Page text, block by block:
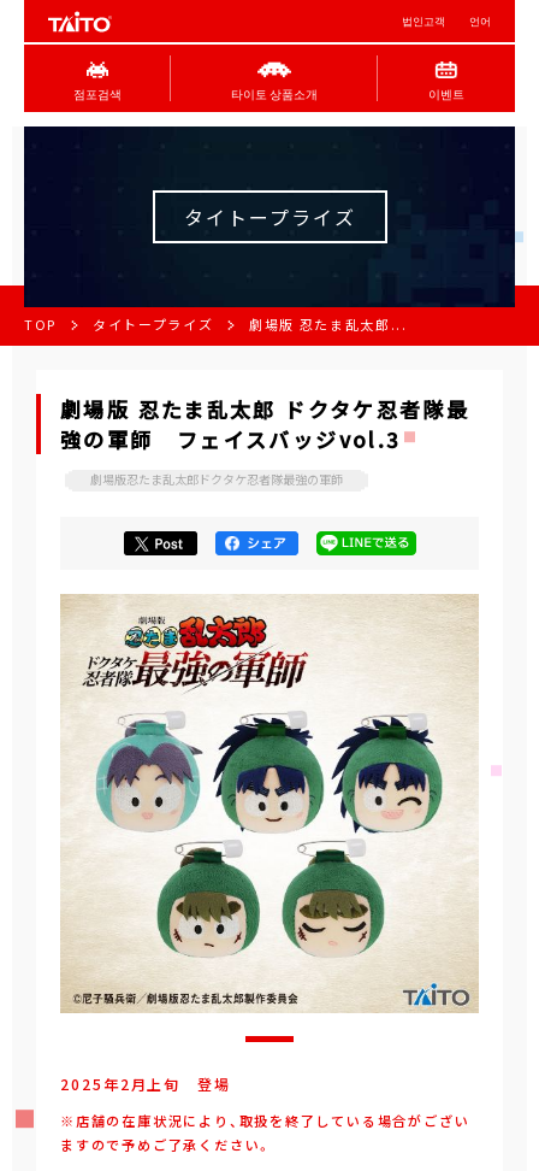
법인고객 언어
점포검색 타이토 상품소개 이벤트
タイトープライズ
TOP タイトープライズ 劇場版 忍たま乱太郎...
劇場版 忍たま乱太郎 ドクタケ忍者隊最
強の軍師 フェイスバッジvol.3
劇場版忍たま乱太郎ドクタケ忍者隊最強の軍師
2025年2月 上旬 登場
※店舗の在庫状況により、取扱を終了している場合がござい
ますので予めご了承ください。